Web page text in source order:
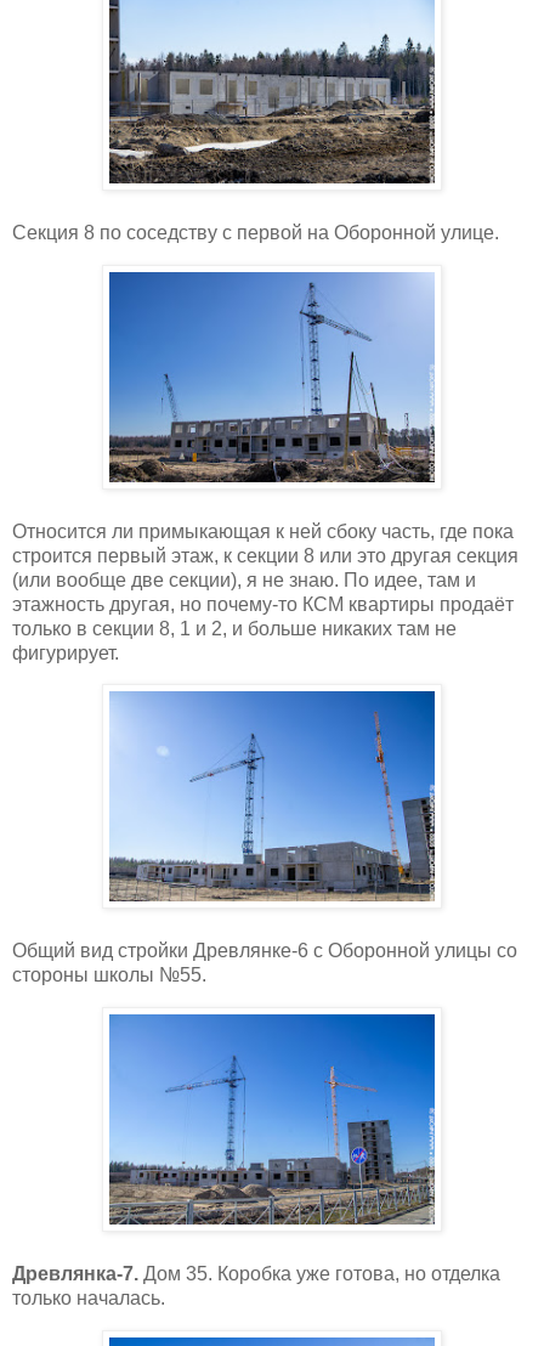
Секция 8 по соседству с первой на Оборонной улице.
Относится ли примыкающая к ней сбоку часть, где пока
строится первый этаж, к секции 8 или это другая секция
(или вообще две секции), я не знаю. По идее, там и
этажность другая, но почему-то КСМ квартиры продаёт
только в секции 8, 1 и 2, и больше никаких там не
фигурирует.
Общий вид стройки Древлянке-6 с Оборонной улицы со
стороны школы №55.
Древлянка-7. Дом 35. Коробка уже готова, но отделка
только началась.